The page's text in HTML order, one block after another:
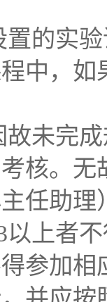
的实
中，
未完
核。
任助
以上者
参加